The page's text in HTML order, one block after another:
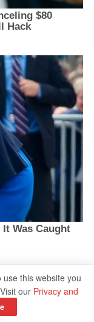
this website you
our Privacy and